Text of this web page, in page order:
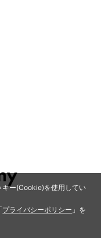
キー(Cookie)を使用してい
プライバシーポリシー 」を